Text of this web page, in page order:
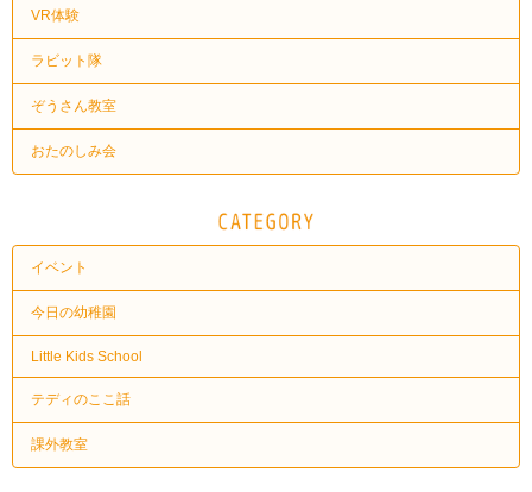
VR体験
ラビット隊
ぞうさん教室
おたのしみ会
イベント
今日の幼稚園
Little Kids School
テディのここ話
課外教室